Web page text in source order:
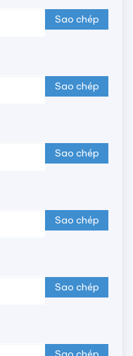
Sao chép
Sao chép
Sao chép
Sao chép
Sao chép